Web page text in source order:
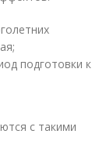
подготовки к
с такими